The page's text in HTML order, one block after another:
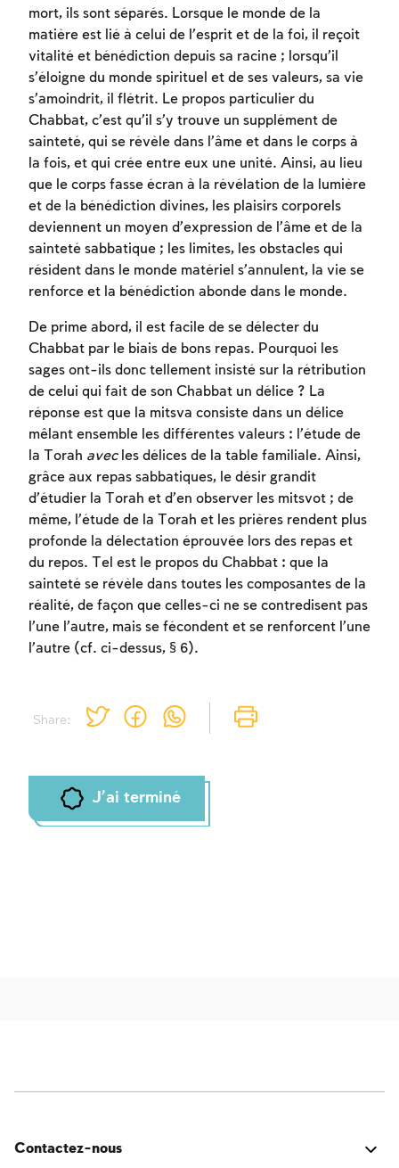
Share:
mort, ils sont séparés. Lorsque le monde de la
matière est lié à celui de l’esprit et de la foi, il reçoit
vitalité et bénédiction depuis sa racine ; lorsqu’il
s’éloigne du monde spirituel et de ses valeurs, sa vie
s’amoindrit, il flétrit. Le propos particulier du
Chabbat, c’est qu’il s’y trouve un supplément de
sainteté, qui se révèle dans l’âme et dans le corps à
la fois, et qui crée entre eux une unité. Ainsi, au lieu
que le corps fasse écran à la révélation de la lumière
et de la bénédiction divines, les plaisirs corporels
deviennent un moyen d’expression de l’âme et de la
sainteté sabbatique ; les limites, les obstacles qui
résident dans le monde matériel s’annulent, la vie se
renforce et la bénédiction abonde dans le monde.
De prime abord, il est facile de se délecter du
Chabbat par le biais de bons repas. Pourquoi les
sages ont-ils donc tellement insisté sur la rétribution
de celui qui fait de son Chabbat un délice ? La
réponse est que la mitsva consiste dans un délice
mêlant ensemble les différentes valeurs : l’étude de
la Torah avecles délices de la table familiale. Ainsi,
grâce aux repas sabbatiques, le désir grandit
d’étudier la Torah et d’en observer les mitsvot ; de
même, l’étude de la Torah et les prières rendent plus
profonde la délectation éprouvée lors des repas et
du repos. Tel est le propos du Chabbat : que la
sainteté se révèle dans toutes les composantes de la
réalité, de façon que celles-ci ne se contredisent pas
l’une l’autre, mais se fécondent et se renforcent l’une
l’autre (cf. ci-dessus, § 6).
J'ai terminé
Inscription requise
Afin d'enregistrer ce que vous avez étudié,
vous devez vous connectez ou vous
inscrire.
Inscription Connexion
Contactez-nous